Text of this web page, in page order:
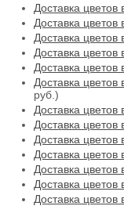
Доставка
Доставка цветов
Доставка цветов
Доставка цветов
Доставка
Доставка
руб.)
Доставка цветов
Доставка
Доставка цветов
Доставка цветов
Доставка цветов
Доставка цветов
Доставка цветов